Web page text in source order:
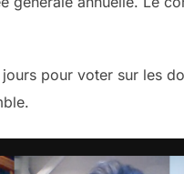
pour voter sur les